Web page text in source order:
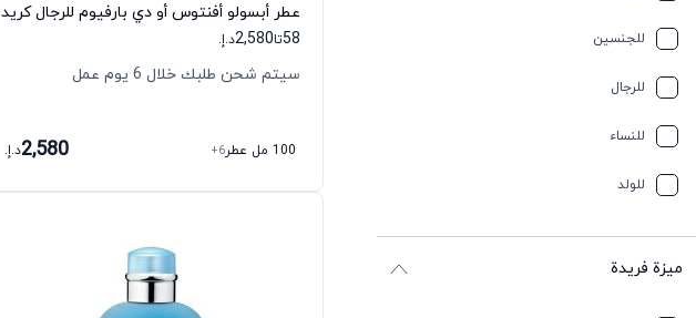
للجنسين
للرجال
للنساء
للولد
ميزة فريدة
عطر أبسولو أفنتوس أو دي بارفيوم للرجال كريد
58تا2,580د.إ.
سيتم شحن طلبك خلال 6 يوم عمل
100 مل عطر +6
2,580د.إ.